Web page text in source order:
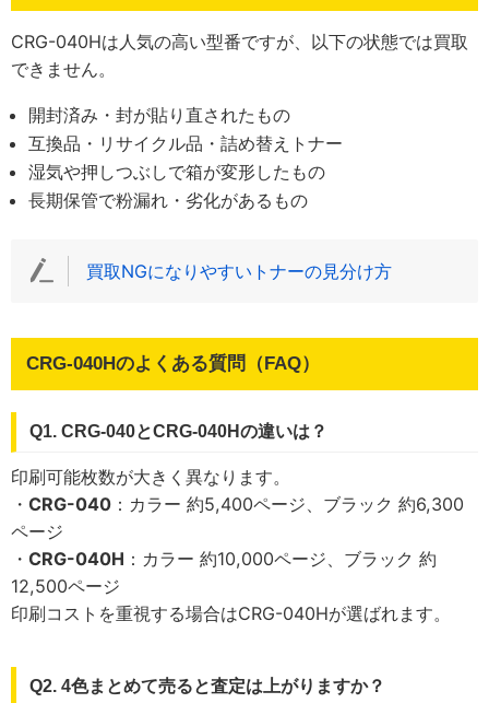
CRG-040Hは人気の高い型番ですが、以下の状態では買取
できません。
開封済み・封が貼り直されたもの
互換品・リサイクル品・詰め替えトナー
湿気や押しつぶしで箱が変形したもの
長期保管で粉漏れ・劣化があるもの
買取NGになりやすいトナーの見分け方
CRG-040Hのよくある質問（FAQ）
Q1. CRG-040とCRG-040Hの違いは？
印刷可能枚数が大きく異なります。
・ CRG-040 ：カラー 約5,400ページ、ブラック 約6,300
ページ
・ CRG-040H ：カラー 約10,000ページ、ブラック 約
12,500ページ
印刷コストを重視する場合はCRG-040Hが選ばれます。
Q2. 4色まとめて売ると査定は上がりますか？